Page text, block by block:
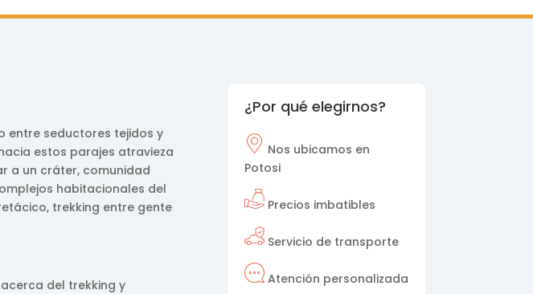
entre seductores tejidos y
estos parajes atravieza
a un cráter, comunidad
habitacionales del
trekking entre gente
del trekking y
¿Por qué elegirnos?
Nos ubicamos en
Potosi
Precios imbatibles
Servicio de transporte
Atención personalizada